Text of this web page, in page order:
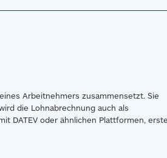
Arbeitnehmers zusammensetzt. Sie
die Lohnabrechnung auch als
DATEV oder ähnlichen Plattformen,